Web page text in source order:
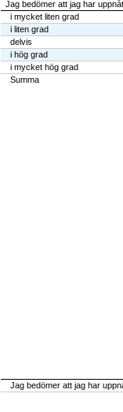
Jag bedömer att jag har
i mycket liten grad
i liten grad
delvis
i hög grad
i mycket hög grad
Summa
Jag bedömer att jag har